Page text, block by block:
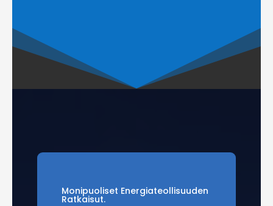
Monipuoliset Energiateollisuuden
Ratkaisut.